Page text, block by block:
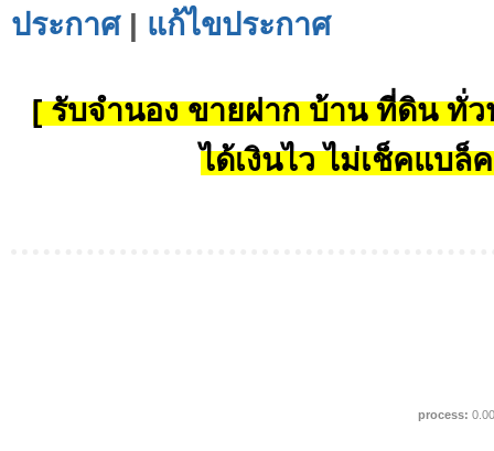
ประกาศ| แก้ไขประกาศ
[ รับจำนอง ขายฝาก บ้าน ที่ดิน ทั่ว
ได้เงินไว ไม่เช็คแบล็
process: